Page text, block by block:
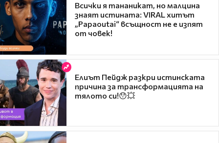
Всички я тананикат, но малцина
знаят истината: VIRAL хитът
„Papaoutai“ всъщност не е изпят
от човек!
Елиът Пейдж разкри истинската
причина за трансформацията на
тялото си!😯💥